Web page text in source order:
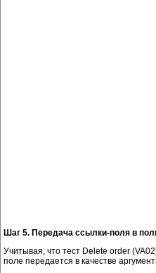
Шаг 5. Передача ссылки-поля в
Учитывая, что тест Delete order
поле передается в качестве